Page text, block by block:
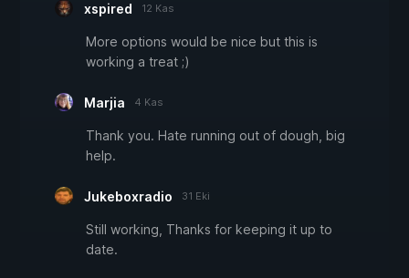
xspired 12 Kas
More options would be nice but this is
working a treat ;)
Marjia 4 Kas
Thank you. Hate running out of dough, big
help.
Jukeboxradio 31 Eki
Still working, Thanks for keeping it up to
date.